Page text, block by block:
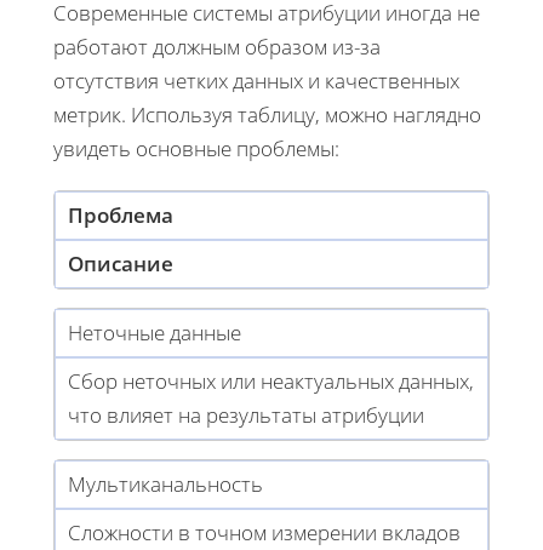
Современные системы атрибуции иногда не
работают должным образом из-за
отсутствия четких данных и качественных
метрик. Используя таблицу, можно наглядно
увидеть основные проблемы:
Проблема
Описание
Неточные данные
Сбор неточных или неактуальных данных,
что влияет на результаты атрибуции
Мультиканальность
Сложности в точном измерении вкладов